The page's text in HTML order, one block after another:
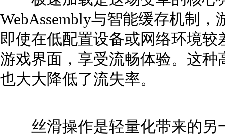
WebAssembly与智能缓存机制
即使在低配置设备或网络环境
游戏界面，享受流畅体验。这
也大大降低了流失率。
丝滑操作是轻量化带来的另